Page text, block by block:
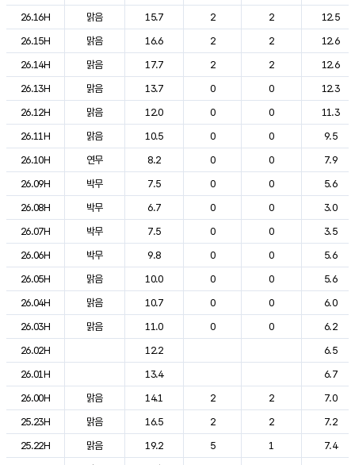
26.16H
맑음 15.7 2 2
12.5
26.15H
맑음 16.6 2 2
12.6
26.14H
맑음 17.7 2 2
12.6
26.13H
맑음 13.7 0 0
12.3
26.12H
맑음 12.0 0 0
11.3
26.11H
맑음 10.5 0 0
9.5
26.10H
연무 8.2 0 0
7.9
26.09H
박무 7.5 0 0
5.6
26.08H
박무 6.7 0 0
3.0
26.07H
박무 7.5 0 0
3.5
26.06H
박무 9.8 0 0
5.6
26.05H
맑음 10.0 0 0
5.6
26.04H
맑음 10.7 0 0
6.0
26.03H
맑음 11.0 0 0
6.2
26.02H
12.2
6.5
26.01H
13.4
6.7
26.00H
맑음 14.1 2 2
7.0
25.23H
맑음 16.5 2 2
7.2
25.22H
맑음 19.2 5 1
7.4